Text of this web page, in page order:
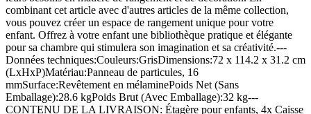
combinant cet article avec d'autres articles de la même collection,
vous pouvez créer un espace de rangement unique pour votre
enfant. Offrez à votre enfant une bibliothèque pratique et élégante
pour sa chambre qui stimulera son imagination et sa créativité.---
Données techniques:Couleurs:GrisDimensions:72 x 114.2 x 31.2 cm
(LxHxP)Matériau:Panneau de particules, 16
mmSurface:Revêtement en mélaminePoids Net (Sans
Emballage):28.6 kgPoids Brut (Avec Emballage):32 kg---
CONTENU DE LA LIVRAISON: Étagère pour enfants, 4x Caisse